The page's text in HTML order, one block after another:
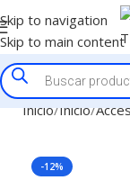
Skip to navigation
Skip to main content
Inicio Inicio
-12%